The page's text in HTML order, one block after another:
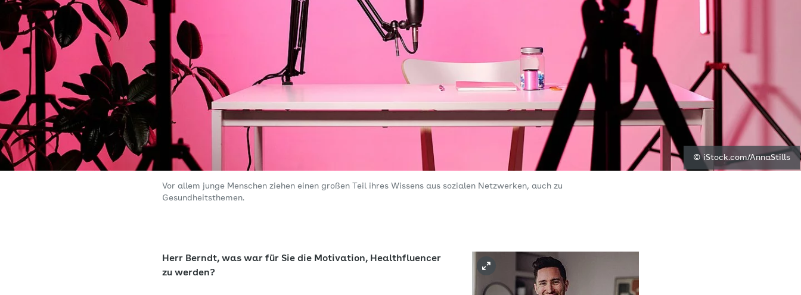
© iStock.com/AnnaStills
Vor allem junge Menschen ziehen einen großen Teil ihres Wissens aus sozialen Netzwerken, auch zu
Gesundheitsthemen.
Herr Berndt, was war für Sie die Motivation, Healthfluencer
zu werden?